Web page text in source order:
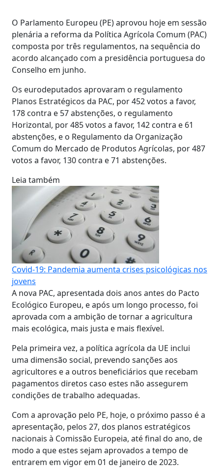
O Parlamento Europeu (PE) aprovou hoje em sessão
plenária a reforma da Política Agrícola Comum (PAC)
composta por três regulamentos, na sequência do
acordo alcançado com a presidência portuguesa do
Conselho em junho.
Os eurodeputados aprovaram o regulamento
Planos Estratégicos da PAC, por 452 votos a favor,
178 contra e 57 abstenções, o regulamento
Horizontal, por 485 votos a favor, 142 contra e 61
abstenções, e o Regulamento da Organização
Comum do Mercado de Produtos Agrícolas, por 487
votos a favor, 130 contra e 71 abstenções.
Leia também
Covid-19: Pandemia aumenta crises psicológicas nos
jovens
A nova PAC, apresentada dois anos antes do Pacto
Ecológico Europeu, e após um longo processo, foi
aprovada com a ambição de tornar a agricultura
mais ecológica, mais justa e mais flexível.
Pela primeira vez, a política agrícola da UE inclui
uma dimensão social, prevendo sanções aos
agricultores e a outros beneficiários que recebam
pagamentos diretos caso estes não assegurem
condições de trabalho adequadas.
Com a aprovação pelo PE, hoje, o próximo passo é a
apresentação, pelos 27, dos planos estratégicos
nacionais à Comissão Europeia, até final do ano, de
modo a que estes sejam aprovados a tempo de
entrarem em vigor em 01 de janeiro de 2023.